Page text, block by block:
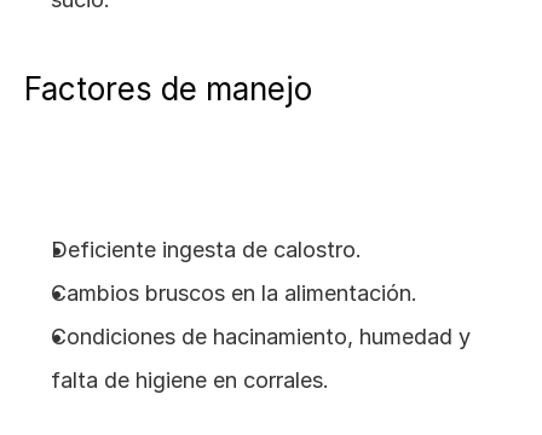
Factores de manejo
Deficiente ingesta de calostro.
Cambios bruscos en la alimentación.
Condiciones de hacinamiento, humedad y
falta de higiene en corrales.